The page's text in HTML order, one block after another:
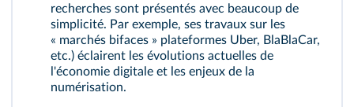
recherches sont présentés avec beaucoup de
simplicité. Par exemple, ses travaux sur les
« marchés bifaces » plateformes Uber, BlaBlaCar,
etc.) éclairent les évolutions actuelles de
l'économie digitale et les enjeux de la
numérisation.